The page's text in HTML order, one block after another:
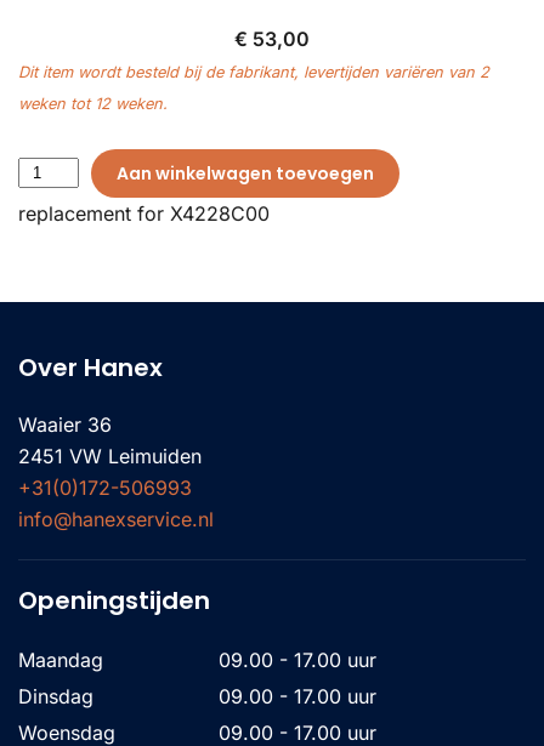
€ 53,00
Dit item wordt besteld bij de fabrikant, levertijden variëren van 2
weken tot 12 weken.
Aan winkelwagen toevoegen
replacement for X4228C00
Over Hanex
Waaier 36
2451 VW Leimuiden
+31(0)172-506993
info@hanexservice.nl
Openingstijden
Maandag
09.00 - 17.00 uur
Dinsdag
09.00 - 17.00 uur
Woensdag
09.00 - 17.00 uur